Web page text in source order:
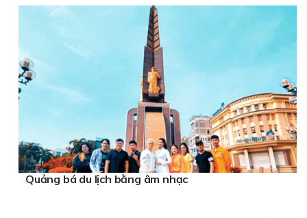
Quảng bá du lịch bằng âm nhạc